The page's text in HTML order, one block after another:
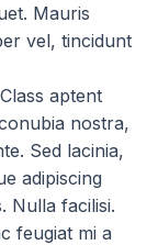
Mauris
vel, tincidunt
aptent
nostra,
Sed lacinia,
adipiscing
Nulla facilisi.
feugiat mi a